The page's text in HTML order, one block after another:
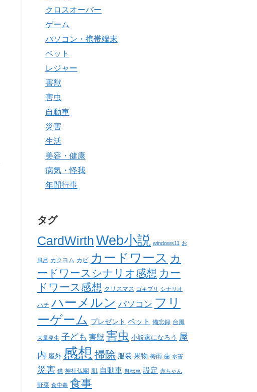
クロスオーバー
ゲーム
パソコン・携帯端末
ペット
レジャー
害獣
害虫
自動車
災害
生活
美容・健康
病気・怪我
年間行事
タグ
CardWirthWeb小説 windows11 お
風呂 カクヨム カビ カードワース カ
ードワースシナリオ感想 カー
ドワース感想 クリスマス ゴキブリ シナリオ
ハチ ハーメルン パソコン フリ
ーゲーム プレゼント ペット 備忘録 台風
大量発生 子ども 害獣 害虫 小説家になろう 屋
内 屋外 感想 掃除 服装 果物 梅雨 歯 水害
災害 猫 神社仏閣 肌 自動車 自転車 設定 赤ちゃん
野菜 食中毒 食事